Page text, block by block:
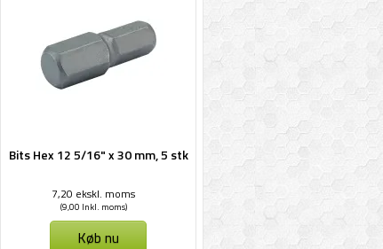
Bits Hex 12 5/16" x 30 mm, 5 stk
7,20 ekskl. moms
(9,00 Inkl. moms)
Køb nu